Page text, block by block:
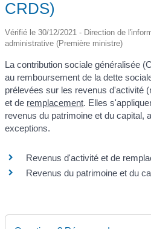
CRDS)
Vérifié le 30/12/2021 - Direction de
administrative (Première ministre)
La contribution sociale généralisée
au remboursement de la dette
prélevées sur les revenus d'activité
et de remplacement. Elles
revenus du patrimoine et du capital,
exceptions.
Revenus d'activité et de
Revenus du patrimoine et du